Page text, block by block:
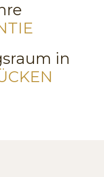
in